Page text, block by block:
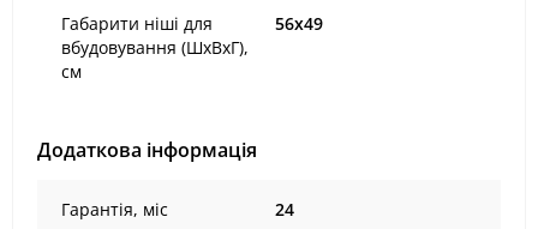
Габарити ніші для
вбудовування (ШхВхГ),
см
56х49
Додаткова інформація
Гарантія, міс 24